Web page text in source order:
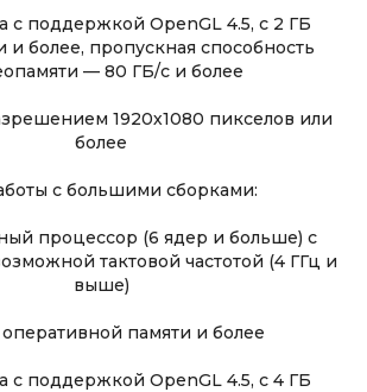
с поддержкой OpenGL 4.5, с 2 ГБ
и более, пропускная способность
— 80 ГБ/с и более
1920х1080 пикселов или
более
с большими сборками:
процессор (6 ядер и больше) с
тактовой частотой (4 ГГц и
выше)
памяти и более
с поддержкой OpenGL 4.5, с 4 ГБ